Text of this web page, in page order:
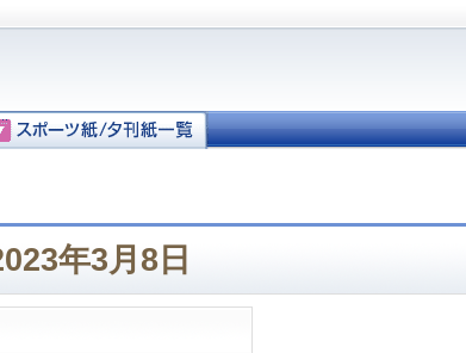
年3月8日